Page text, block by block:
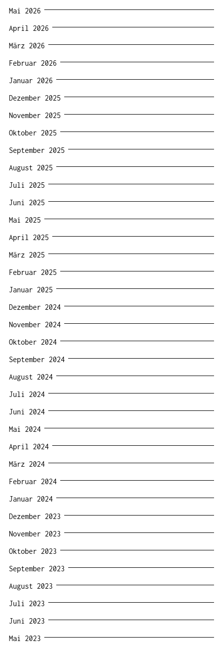
Mai 2026
April 2026
März 2026
Februar 2026
Januar 2026
Dezember 2025
November 2025
Oktober 2025
September 2025
August 2025
Juli 2025
Juni 2025
Mai 2025
April 2025
März 2025
Februar 2025
Januar 2025
Dezember 2024
November 2024
Oktober 2024
September 2024
August 2024
Juli 2024
Juni 2024
Mai 2024
April 2024
März 2024
Februar 2024
Januar 2024
Dezember 2023
November 2023
Oktober 2023
September 2023
August 2023
Juli 2023
Juni 2023
Mai 2023